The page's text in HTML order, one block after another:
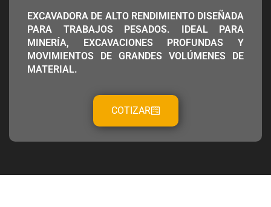
EXCAVADORA DE ALTO RENDIMIENTO DISEÑADA
PARA TRABAJOS PESADOS. IDEAL PARA
MINERÍA, EXCAVACIONES PROFUNDAS Y
MOVIMIENTOS DE GRANDES VOLÚMENES DE
MATERIAL.
COTIZAR